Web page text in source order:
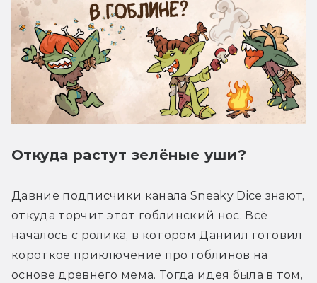
Откуда растут зелёные уши?
Давние подписчики канала Sneaky Dice знают,
откуда торчит этот гоблинский нос. Всё
началось с ролика, в котором Даниил готовил
короткое приключение про гоблинов на
основе древнего мема. Тогда идея была в том,